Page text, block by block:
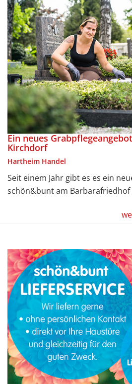
Ein neues
Kirchdorf
Hartheim Handel
Seit einem Jahr gibt es es ein
schön&bunt am